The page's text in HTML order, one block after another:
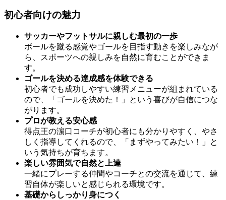
初心者向けの魅力
サッカーやフットサルに親しむ最初の一歩
ボールを蹴る感覚やゴールを目指す動きを楽しみなが
ら、スポーツへの親しみを自然に育むことができま
す。
ゴールを決める達成感を体験できる
初心者でも成功しやすい練習メニューが組まれている
ので、「ゴールを決めた！」という喜びが自信につな
がります。
プロが教える安心感
得点王の濵口コーチが初心者にも分かりやすく、やさ
しく指導してくれるので、「まずやってみたい！」と
いう気持ちが育ちます。
楽しい雰囲気で自然と上達
一緒にプレーする仲間やコーチとの交流を通じて、練
習自体が楽しいと感じられる環境です。
基礎からしっかり身につく